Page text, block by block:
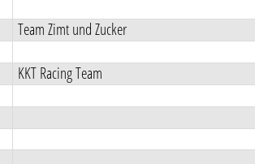
Team Zimt und Zucker
KKT Racing Team